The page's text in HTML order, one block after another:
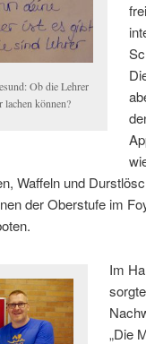
Ob die Lehrer
lachen können?
Waffeln und
der Oberstufe im
Im
„Die